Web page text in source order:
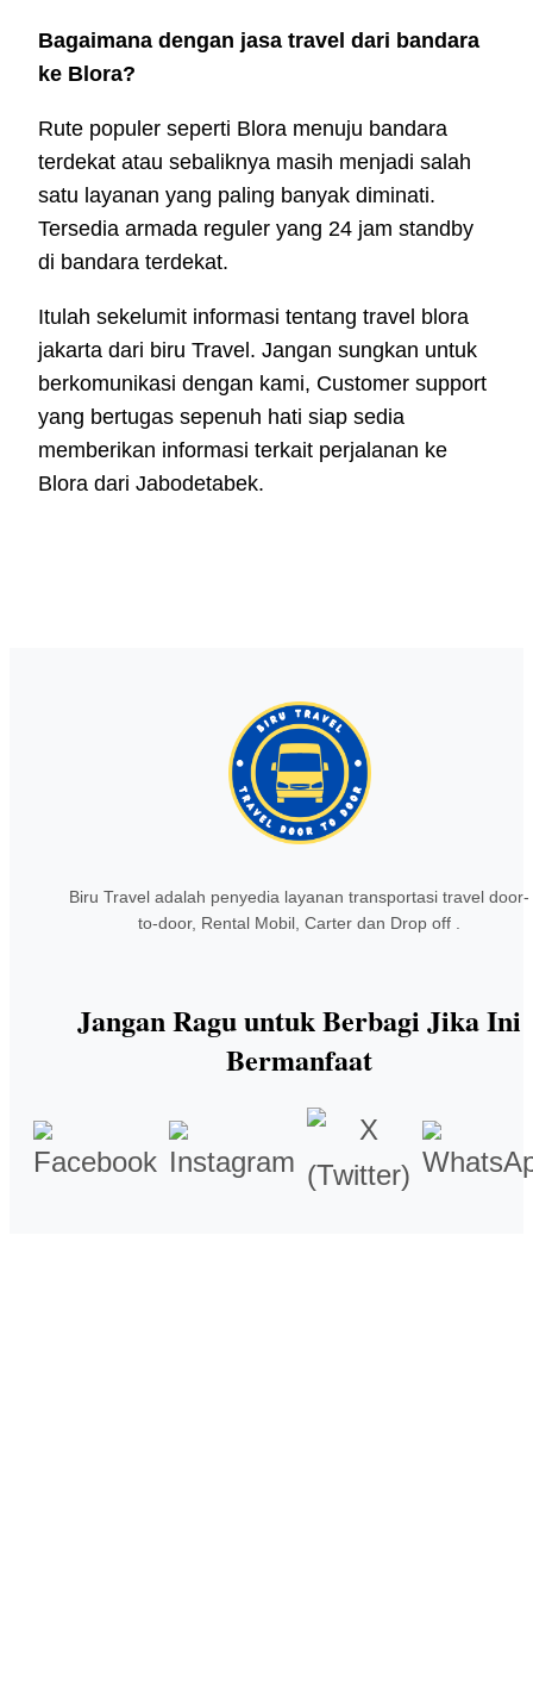
Bagaimana dengan jasa travel dari bandara
ke Blora?
Rute populer seperti Blora menuju bandara
terdekat atau sebaliknya masih menjadi salah
satu layanan yang paling banyak diminati.
Tersedia armada reguler yang 24 jam standby
di bandara terdekat.
Itulah sekelumit informasi tentang travel blora
jakarta dari biru Travel. Jangan sungkan untuk
berkomunikasi dengan kami, Customer support
yang bertugas sepenuh hati siap sedia
memberikan informasi terkait perjalanan ke
Blora dari Jabodetabek.
Biru Travel adalah penyedia layanan transportasi travel door-
to-door, Rental Mobil, Carter dan Drop off .
Jangan Ragu untuk Berbagi Jika Ini
Bermanfaat